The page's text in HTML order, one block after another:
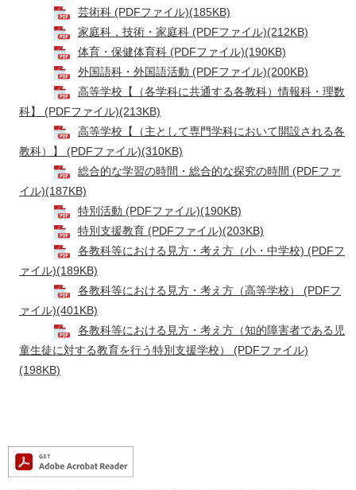
芸術科 (PDFファイル)(185KB)
家庭科，技術・家庭科 (PDFファイル)(212KB)
体育・保健体育科 (PDFファイル)(190KB)
外国語科・外国語活動 (PDFファイル)(200KB)
高等学校【（各学科に共通する各教科）情報科・理数
科】 (PDFファイル)(213KB)
高等学校【（主として専門学科において開設される各
教科）】 (PDFファイル)(310KB)
総合的な学習の時間・総合的な探究の時間 (PDFファ
イル)(187KB)
特別活動 (PDFファイル)(190KB)
特別支援教育 (PDFファイル)(203KB)
各教科等における見方・考え方（小・中学校) (PDFフ
ァイル)(189KB)
各教科等における見方・考え方（高等学校） (PDFフ
ァイル)(401KB)
各教科等における見方・考え方（知的障害者である児
童生徒に対する教育を行う特別支援学校） (PDFファイル)
(198KB)